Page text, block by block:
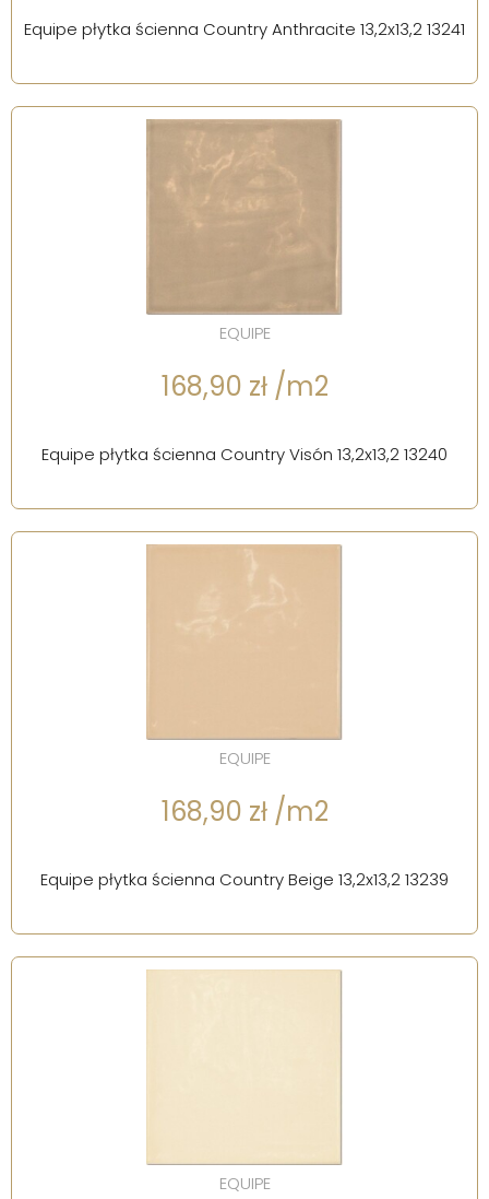
Equipe płytka ścienna Country Anthracite 13,2x13,2 13241
EQUIPE
168,90 zł /m2
Equipe płytka ścienna Country Visón 13,2x13,2 13240
EQUIPE
168,90 zł /m2
Equipe płytka ścienna Country Beige 13,2x13,2 13239
EQUIPE